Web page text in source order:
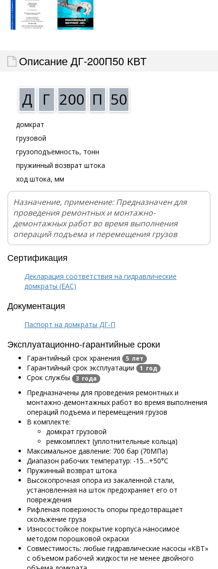
Описание ДГ-200П50 КВТ
Д Г 200 П 50
домкрат
грузовой
грузоподъемность, тонн
пружинный возврат штока
ход штока, мм
Назначение, применение: Предназначен для
проведения ремонтных и монтажно-
демонтажных работ во время выполнения
операций подъема и перемещения грузов
Сертификация
Декларация соответствия на гидравлические
домкраты (EAC)
Документация
Паспорт на домкраты ДГ-П
Эксплуатационно-гарантийные сроки
Гарантийный срок хранения 5 лет
Гарантийный срок эксплуатации 1 год
Срок службы 3 года
Предназначены для проведения ремонтных и
монтажно-демонтажных работ во время выполнения
операций подъема и перемещения грузов
В комплекте:
домкрат грузовой
ремкомплект (уплотнительные кольца)
Максимальное давление: 700 бар (70МПа)
Диапазон рабочих температур: -15…+50°С
Пружинный возврат штока
Высокопрочная опора из закаленной стали,
установленная на шток предохраняет его от
повреждения
Рифленая поверхность опоры предотвращает
скольжение груза
Износостойкое покрытие корпуса наносимое
методом порошковой окраски
Совместимость: любые гидравлические насосы «КВТ»
с объемом рабочей жидкости не менее двойного